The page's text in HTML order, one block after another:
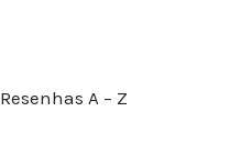
Resenhas A – Z